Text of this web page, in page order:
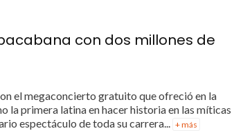
con dos millones de
el megaconcierto gratuito que ofreció en la
la primera latina en hacer historia en las míticas
espectáculo de toda su carrera... + más